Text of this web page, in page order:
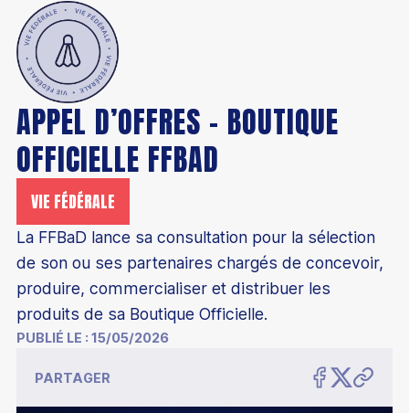
APPEL D’OFFRES - BOUTIQUE
OFFICIELLE FFBAD
VIE FÉDÉRALE
La FFBaD lance sa consultation pour la sélection
de son ou ses partenaires chargés de concevoir,
produire, commercialiser et distribuer les
produits de sa Boutique Officielle.
PUBLIÉ LE : 15/05/2026
PARTAGER